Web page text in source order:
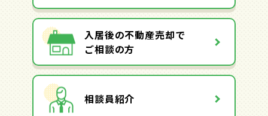
入居後の不動産売却で
ご相談の方
相談員紹介